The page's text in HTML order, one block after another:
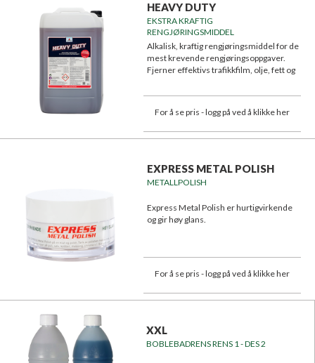
HEAVY DUTY
EKSTRA KRAFTIG
RENGJØRINGSMIDDEL
Alkalisk, kraftig rengjøringsmiddel for de
mest krevende rengjøringsoppgaver.
Fjerner effektivs trafikkfilm, olje, fett og
For å se pris - logg på ved å klikke her
EXPRESS METAL POLISH
METALLPOLISH
Express Metal Polish er hurtigvirkende
og gir høy glans.
For å se pris - logg på ved å klikke her
XXL
BOBLEBADRENS RENS 1 - DES 2